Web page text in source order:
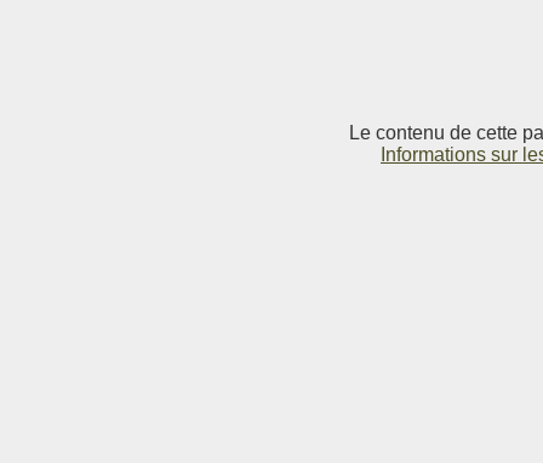
Le contenu de cette
Informations sur